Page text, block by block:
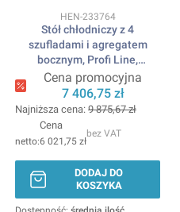
Kod produktu
HEN-233764
Stół chłodniczy z 4
szufladami i agregatem
bocznym, Profi Line,
230V/250W,
1360x700x(H)858mm
ARKTIC
Cena promocyjna
7 406,75 zł
Najniższa cena: 9 875,67 zł
Cena
6 021,75 zł
bez VAT
DODAJ DO
KOSZYKA